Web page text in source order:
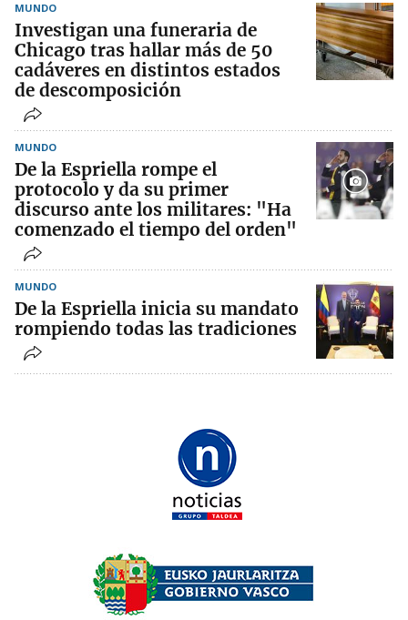
MUNDO
Investigan una funeraria de
Chicago tras hallar más de 50
cadáveres en distintos estados
de descomposición
MUNDO
De la Espriella rompe el
protocolo y da su primer
discurso ante los militares: "Ha
comenzado el tiempo del orden"
MUNDO
De la Espriella inicia su mandato
rompiendo todas las tradiciones